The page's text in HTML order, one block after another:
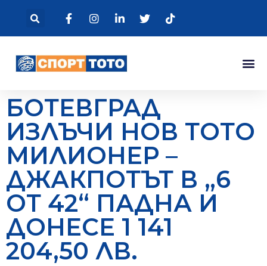
БОТЕВГРАД
ИЗЛЪЧИ НОВ ТОТО
МИЛИОНЕР –
ДЖАКПОТЪТ В „6
ОТ 42“ ПАДНА И
ДОНЕСЕ 1 141
204,50 ЛВ.